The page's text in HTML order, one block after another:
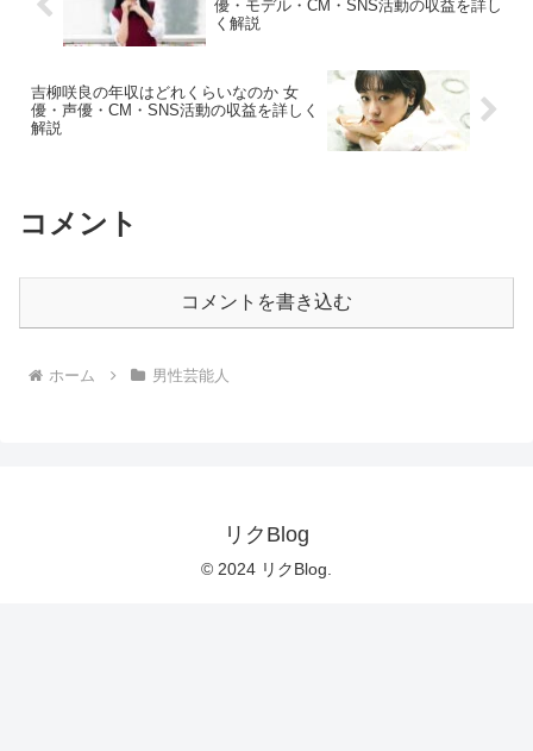
優・モデル・CM・SNS活動の収益を詳し
く解説
吉柳咲良の年収はどれくらいなのか 女
優・声優・CM・SNS活動の収益を詳しく
解説
コメント
コメントを書き込む
ホーム 男性芸能人
リクBlog
© 2024 リクBlog.